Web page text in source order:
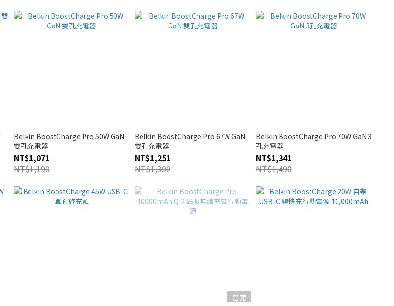
Belkin BoostCharge Pro 50W GaN
雙孔充電器
NT$1,071
NT$1,190
Belkin BoostCharge Pro 67W GaN
雙孔充電器
NT$1,251
NT$1,390
Belkin BoostCharge Pro 70W GaN 3
孔充電器
NT$1,341
NT$1,490
售完